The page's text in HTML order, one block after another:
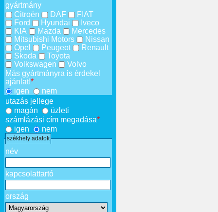
gyártmány
Citroën
DAF
FIAT
Ford
Hyundai
Iveco
KIA
Mazda
Mercedes
Mitsubishi Motors
Nissan
Opel
Peugeot
Renault
Skoda
Toyota
Volkswagen
Volvo
Más gyártmányra is érdekel
ajánlat!*
igen
nem
utazás jellege
magán
üzleti
számlázási cím megadása*
igen
nem
székhely adatok
név
kapcsolattartó
ország